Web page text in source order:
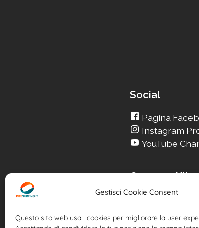
Gestisci Cookie Consent
Questo sito web usa i cookies per migliorare la user
Social
Pagina
Instagram
YouTube
Cerca su
Cerca un nuovo
Cerca il tuo